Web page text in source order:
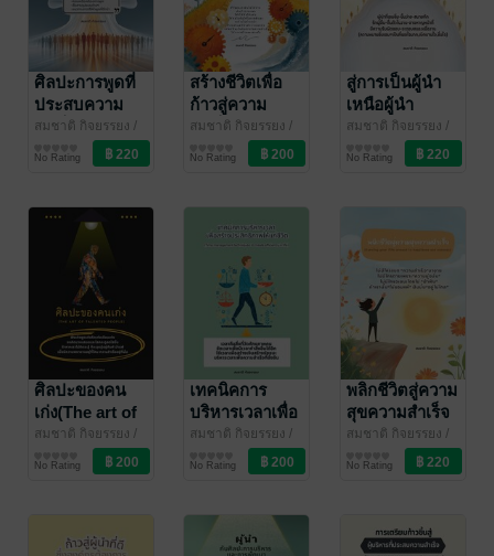
ศิลปะการพูดที่่
ประสบความ
สำเร็จจากการ
ทำงาน (The art
of speaking
at work)
สมชาติ กิจยรรยง /
สมชาติไอบีซี
พัฒนาตนเอง
No Rating
สร้างชีวิตเพื่อ
ก้าวสู่ความ
สำเร็จ (Build
your life to
achieve
สมชาติ กิจยรรยง /
สมชาติไอบีซี
บริหารจัดการ
No Rating
สู่การเป็นผู้นำ
เหนือผู้นำ
(Towards
becoming a
leader above
สมชาติ กิจยรรยง /
สมชาติไอบีซี
บริหารจัดการ
No Rating
ศิลปะของคน
เก่ง(The art of
talented
สมชาติ กิจยรรยง /
สมชาติไอบีซี
บริหารจัดการ
No Rating
เทคนิคการ
บริหารเวลาเพื่อ
สร้าง
ประสิทธิภาพให้
แก่ชีวิต (Time
techniques to
create
สมชาติ กิจยรรยง /
สมชาติไอบีซี
บริหารจัดการ
No Rating
พลิกชีวิตสู่ความ
สุขความสำเร็จ
(Turning your
life around to
happiness and
สมชาติ กิจยรรยง /
สมชาติไอบีซี
บริหารจัดการ
No Rating